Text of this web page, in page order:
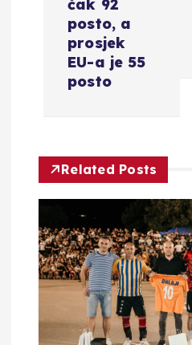
a
o
b
čak 92
posto, a
prosjek
EU-a je 55
posto
Related Posts